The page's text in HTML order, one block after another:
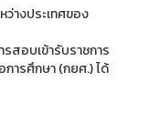
างประเทศของ
สอบเข้ารับราชการ
การศึกษา (กยศ.) ได้